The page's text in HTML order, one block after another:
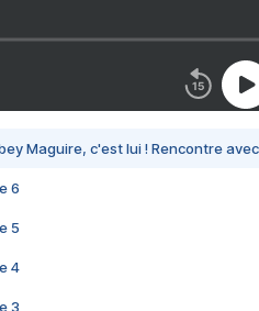
Maguire, c'est lui ! Rencontre
6
5
4
3